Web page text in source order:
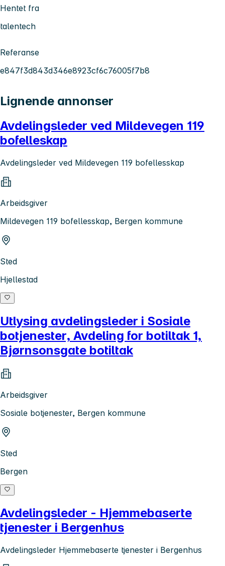
Hentet fra
talentech
Referanse
e847f3d843d346e8923cf6c76005f7b8
Lignende annonser
Avdelingsleder ved Mildevegen 119
bofelleskap
Avdelingsleder ved Mildevegen 119 bofellesskap
Arbeidsgiver
Mildevegen 119 bofellesskap, Bergen kommune
Sted
Hjellestad
Utlysing avdelingsleder i Sosiale
botjenester, Avdeling for botiltak 1,
Bjørnsonsgate botiltak
Arbeidsgiver
Sosiale botjenester, Bergen kommune
Sted
Bergen
Avdelingsleder - Hjemmebaserte
tjenester i Bergenhus
Avdelingsleder Hjemmebaserte tjenester i Bergenhus